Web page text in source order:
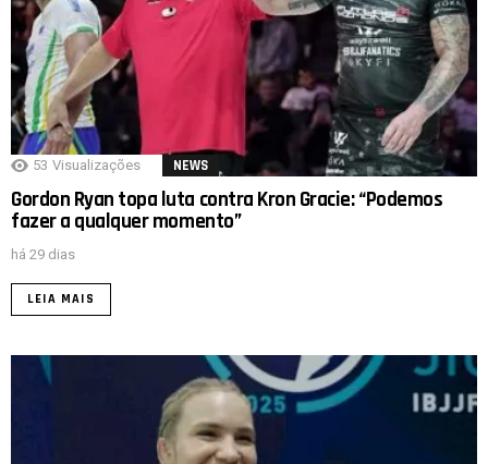
53 Visualizações NEWS
Gordon Ryan topa luta contra Kron Gracie: “Podemos
fazer a qualquer momento”
há 29 dias
LEIA MAIS